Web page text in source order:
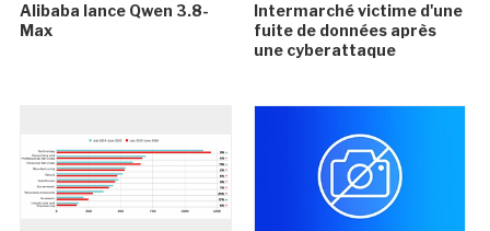
Alibaba lance Qwen 3.8-
Max
Intermarché victime d'une
fuite de données après
une cyberattaque